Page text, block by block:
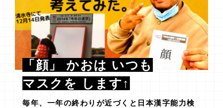
「顔」 かおは いつも
マスクを します↑
毎年、一年の終わりが近づくと日本漢字能力検